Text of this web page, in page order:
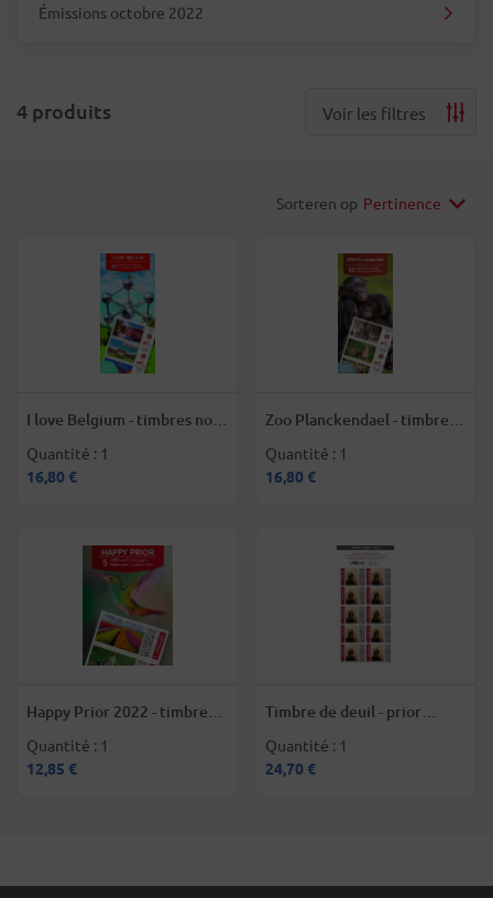
Émissions octobre 2022
4 produits Voir les filtres
Sorteren op
I love Belgium - timbres non
Quantité : 1
16,80 €
Zoo Planckendael - timbres
Quantité : 1
16,80 €
Happy Prior 2022 - timbres
Quantité : 1
12,85 €
Timbre de deuil - prior
Quantité : 1
24,70 €